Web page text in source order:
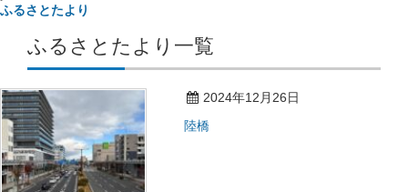
ふるさとたより
ふるさとたより一覧
2024年12月26日
陸橋